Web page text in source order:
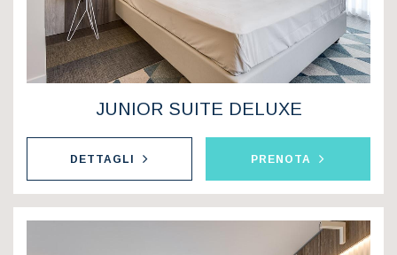
JUNIOR SUITE DELUXE
DETTAGLI PRENOTA